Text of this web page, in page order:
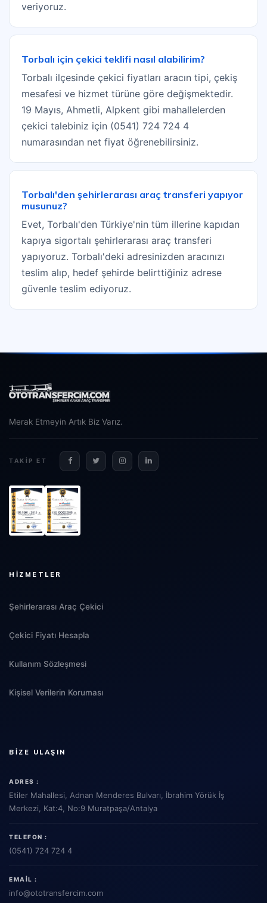
veriyoruz.
Torbalı için çekici teklifi nasıl alabilirim?
Torbalı ilçesinde çekici fiyatları aracın tipi, çekiş
mesafesi ve hizmet türüne göre değişmektedir.
19 Mayıs, Ahmetli, Alpkent gibi mahallelerden
çekici talebiniz için (0541) 724 724 4
numarasından net fiyat öğrenebilirsiniz.
Torbalı'den şehirlerarası araç transferi yapıyor
musunuz?
Evet, Torbalı'den Türkiye'nin tüm illerine kapıdan
kapıya sigortalı şehirlerarası araç transferi
yapıyoruz. Torbalı'deki adresinizden aracınızı
teslim alıp, hedef şehirde belirttiğiniz adrese
güvenle teslim ediyoruz.
Merak Etmeyin Artık Biz Varız.
TAKIP ET
HIZMETLER
Şehirlerarası Araç Çekici
Çekici Fiyatı Hesapla
Kullanım Sözleşmesi
Kişisel Verilerin Koruması
BIZE ULAŞIN
ADRES :
Etiler Mahallesi, Adnan Menderes Bulvarı, İbrahim Yörük İş
Merkezi, Kat:4, No:9 Muratpaşa/Antalya
TELEFON :
(0541) 724 724 4
EMAIL :
info@ototransfercim.com